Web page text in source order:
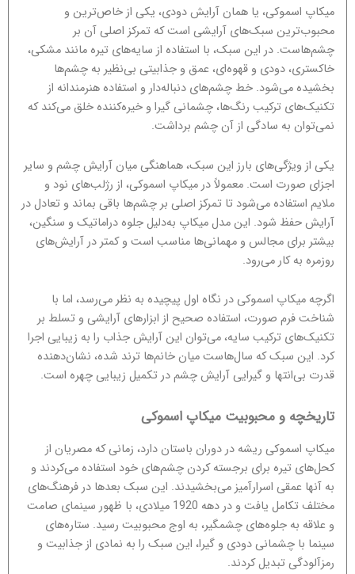
میکاپ اسموکی، یا همان آرایش دودی، یکی از خاص‌ترین و
محبوب‌ترین سبک‌های آرایشی است که تمرکز اصلی آن بر
چشم‌هاست. در این سبک، با استفاده از سایه‌های تیره مانند مشکی،
خاکستری، دودی و قهوه‌ای، عمق و جذابیتی بی‌نظیر به چشم‌ها
بخشیده می‌شود. خط چشم‌های دنباله‌دار و استفاده هنرمندانه از
تکنیک‌های ترکیب رنگ‌ها، چشمانی گیرا و خیره‌کننده خلق می‌کند که
نمی‌توان به سادگی از آن چشم برداشت.
یکی از ویژگی‌های بارز این سبک، هماهنگی میان آرایش چشم و سایر
اجزای صورت است. معمولاً در میکاپ اسموکی، از رژلب‌های نود و
ملایم استفاده می‌شود تا تمرکز اصلی بر چشم‌ها باقی بماند و تعادل در
آرایش حفظ شود. این مدل میکاپ به‌دلیل جلوه دراماتیک و سنگین،
بیشتر برای مجالس و مهمانی‌ها مناسب است و کمتر در آرایش‌های
روزمره به کار می‌رود.
اگرچه میکاپ اسموکی در نگاه اول پیچیده به نظر می‌رسد، اما با
شناخت فرم صورت، استفاده صحیح از ابزارهای آرایشی و تسلط بر
تکنیک‌های ترکیب سایه، می‌توان این آرایش جذاب را به زیبایی اجرا
کرد. این سبک که سال‌هاست میان خانم‌ها ترند شده، نشان‌دهنده
قدرت بی‌انتها و گیرایی آرایش چشم در تکمیل زیبایی چهره است.
تاریخچه و محبوبیت میکاپ اسموکی
میکاپ اسموکی ریشه در دوران باستان دارد، زمانی که مصریان از
کحل‌های تیره برای برجسته کردن چشم‌های خود استفاده می‌کردند و
به آنها عمقی اسرارآمیز می‌بخشیدند. این سبک بعدها در فرهنگ‌های
مختلف تکامل یافت و در دهه 1920 میلادی، با ظهور سینمای صامت
و علاقه به جلوه‌های چشمگیر، به اوج محبوبیت رسید. ستاره‌های
سینما با چشمانی دودی و گیرا، این سبک را به نمادی از جذابیت و
رمزآلودگی تبدیل کردند.